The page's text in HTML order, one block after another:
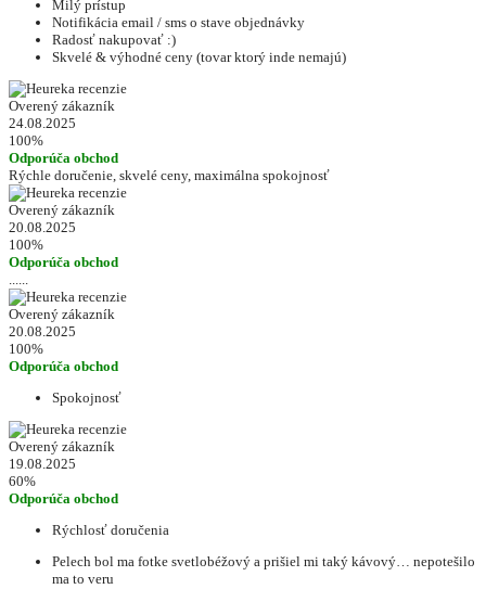
Milý prístup
Notifikácia email / sms o stave objednávky
Radosť nakupovať :)
Skvelé & výhodné ceny (tovar ktorý inde nemajú)
Overený zákazník
24.08.2025
100%
Odporúča obchod
Rýchle doručenie, skvelé ceny, maximálna spokojnosť
Overený zákazník
20.08.2025
100%
Odporúča obchod
......
Overený zákazník
20.08.2025
100%
Odporúča obchod
Spokojnosť
Overený zákazník
19.08.2025
60%
Odporúča obchod
Rýchlosť doručenia
Pelech bol ma fotke svetlobéžový a prišiel mi taký kávový… nepotešilo
ma to veru